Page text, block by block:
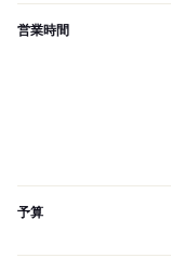
営業時間
予算